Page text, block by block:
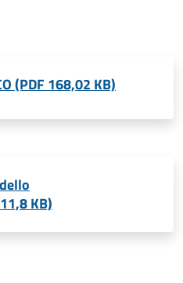
(PDF 168,02 KB)
KB)